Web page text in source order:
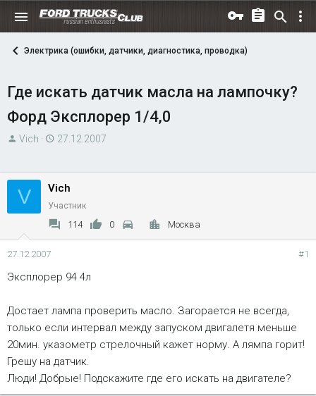
Электрика (ошибки, датчики, диагностика, проводка)
Где искать датчик масла на лампочку?
Форд Эксплорер 1/4,0
А
р
т
Vich
Д
а
ч
а
27.12.2007
V Vich
Участник
114 0 Москва
27.12.2007 #1
Эксплорер 94 4л
Достает лампа проверить масло. Загорается не всегда,
только если интервал между запуском двигалетя меньше
20мин. указометр стрелочный кажет норму. А лямпа горит!
Грешу на датчик.
Люди! Добрые! Подскажите где его искать на двигателе?